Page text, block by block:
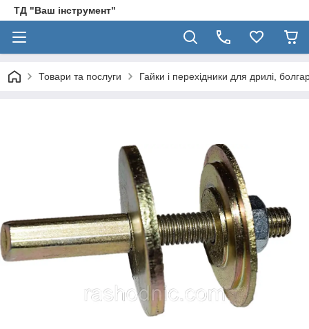
ТД "Ваш інструмент"
Товари та послуги Гайки і перехідники для дрилі,